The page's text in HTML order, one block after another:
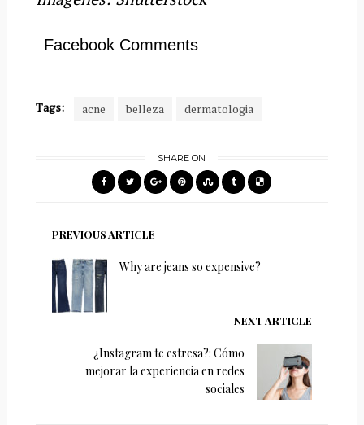
Facebook Comments
Tags: acne belleza dermatologia
SHARE ON
PREVIOUS ARTICLE
Why are jeans so expensive?
NEXT ARTICLE
¿Instagram te estresa?: Cómo
mejorar la experiencia en redes
sociales